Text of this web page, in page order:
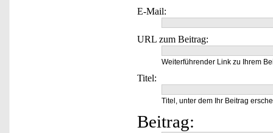
E-Mail:
URL zum Beitrag:
Weiterführender Link zu Ihrem
Titel:
Titel, unter dem Ihr Beitrag
Beitrag: